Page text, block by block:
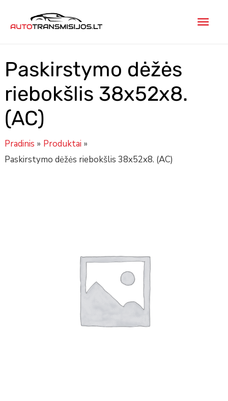
prie
Paskirstymo dėžės
riebokšlis 38x52x8.
(AC)
Pradinis
Produktai
Paskirstymo dėžės riebokšlis 38x52x8. (AC)